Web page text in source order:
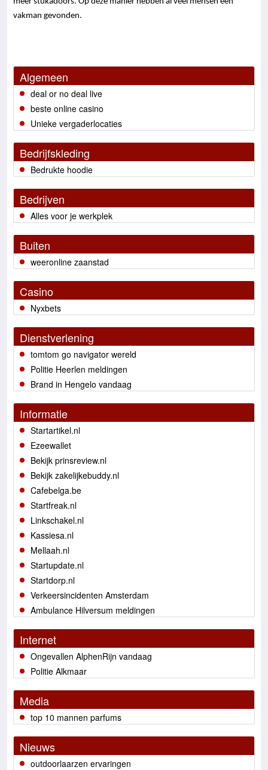
vakman gevonden.
Algemeen
deal or no deal live
beste online casino
Unieke vergaderlocaties
Bedrijfskleding
Bedrukte hoodie
Bedrijven
Alles voor je werkplek
Buiten
weeronline zaanstad
Casino
Nyxbets
Dienstverlening
tomtom go navigator wereld
Politie Heerlen meldingen
Brand in Hengelo vandaag
Informatie
Startartikel.nl
Ezeewallet
Bekijk prinsreview.nl
Bekijk zakelijkebuddy.nl
Cafebelga.be
Startfreak.nl
Linkschakel.nl
Kassiesa.nl
Mellaah.nl
Startupdate.nl
Startdorp.nl
Verkeersincidenten Amsterdam
Ambulance Hilversum meldingen
Internet
Ongevallen AlphenRijn vandaag
Politie Alkmaar
Media
top 10 mannen parfums
Nieuws
outdoorlaarzen ervaringen